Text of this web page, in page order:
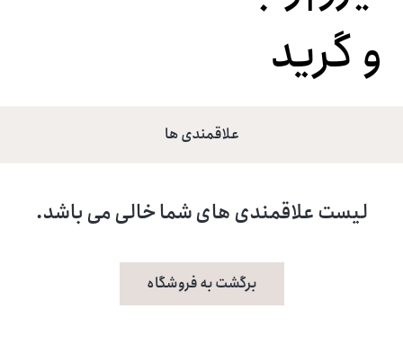
علاقمندی ها
لیست علاقمندی های شما خالی می باشد.
برگشت به فروشگاه